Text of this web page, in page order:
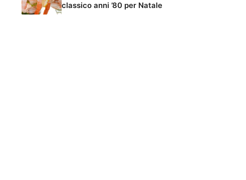
classico anni ’80 per Natale